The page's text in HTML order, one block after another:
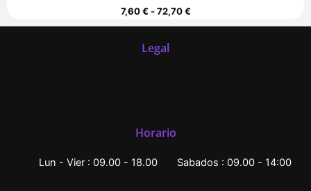
7,60€ - 72,70€
Legal
Horario
Lun - Vier : 09.00 - 18.00 Sabados : 09.00 - 14:00